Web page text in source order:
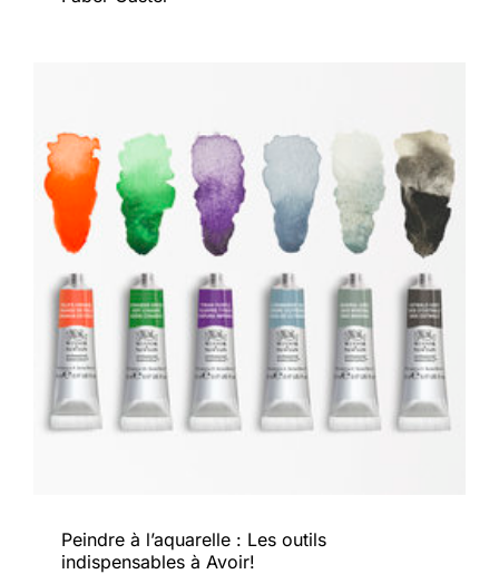
Peindre à l’aquarelle : Les outils
indispensables à Avoir!